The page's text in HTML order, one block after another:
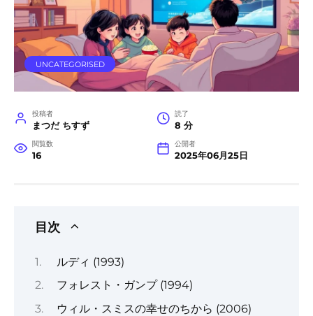
UNCATEGORISED
投稿者
まつだ ちすず
読了
8 分
閲覧数
16
公開者
2025年06月25日
目次
ルディ (1993)
フォレスト・ガンプ (1994)
ウィル・スミスの幸せのちから (2006)